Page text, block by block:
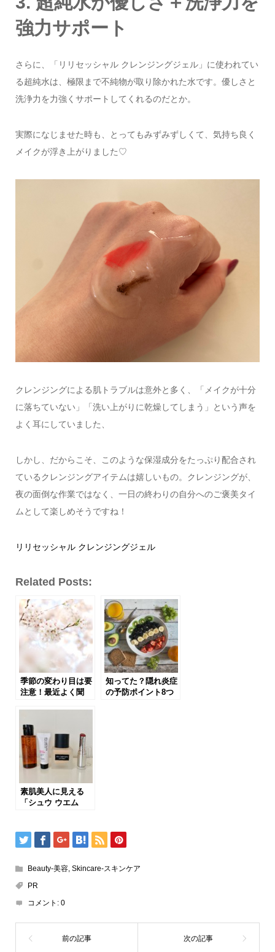
強力サポート
さらに、「リリセッシャル クレンジングジェル」に使われてい
る超純水は、極限まで不純物が取り除かれた水です。優しさと
洗浄力を力強くサポートしてくれるのだとか。
実際になじませた時も、とってもみずみずしくて、気持ち良く
メイクが浮き上がりました♡
クレンジングによる肌トラブルは意外と多く、「メイクが十分
に落ちていない」「洗い上がりに乾燥してしまう」という声を
よく耳にしていました、
しかし、だからこそ、このような保湿成分をたっぷり配合され
ているクレンジングアイテムは嬉しいもの。クレンジングが、
夜の面倒な作業ではなく、一日の終わりの自分へのご褒美タイ
ムとして楽しめそうですね！
リリセッシャル クレンジングジェル
Related Posts:
季節の変わり目は要
注意！最近よく聞
知ってた？隠れ炎症
の予防ポイント8つ
素肌美人に見える
「シュウ ウエム
Beauty-美容, Skincare-スキンケア
PR
コメント: 0